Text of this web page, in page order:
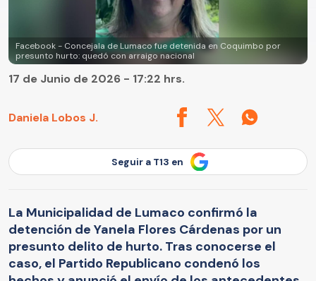
Facebook - Concejala de Lumaco fue detenida en Coquimbo por
presunto hurto: quedó con arraigo nacional
Daniela Lobos J.
17 de Junio de 2026 - 17:22 hrs.
Seguir a T13 en
La Municipalidad de Lumaco confirmó la
detención de Yanela Flores Cárdenas por un
presunto delito de hurto. Tras conocerse el
caso, el Partido Republicano condenó los